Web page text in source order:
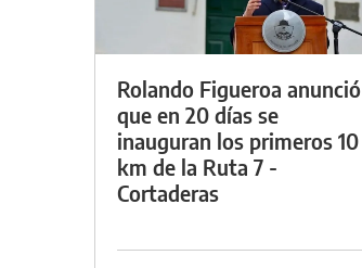
Rolando Figueroa anunció
que en 20 días se
inauguran los primeros 10
km de la Ruta 7 -
Cortaderas